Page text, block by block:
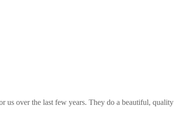
us over the last few years. They do a beautiful,